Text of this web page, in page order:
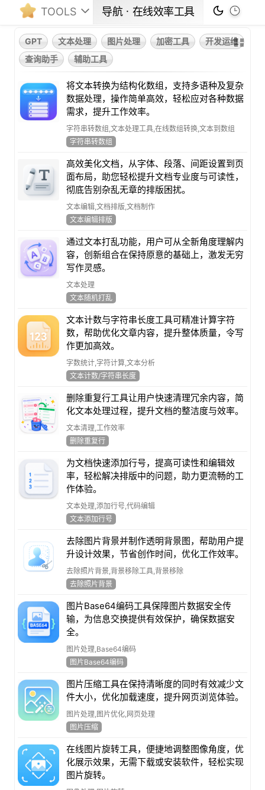
TOOLS 导航ㆍ在线效率工具
GPT 文本处理 图片处理 加密工具
开发运维
查询助手
辅助工具
将文本转换为结构化数组，支持多语种及复杂
数据处理，操作简单高效，轻松应对各种数据
需求，提升工作效率。
字符串转数组,文本处理工具,在线数组转换,文本到数组
字符串转数组
高效美化文档，从字体、段落、间距设置到页
面布局，助您轻松提升文档专业度与可读性，
彻底告别杂乱无章的排版困扰。
文本编辑,文档排版,文档制作
文本编辑排版
通过文本打乱功能，用户可从全新角度理解内
容，创新组合在保持原意的基础上，激发无穷
写作灵感。
文本处理
文本随机打乱
文本计数与字符串长度工具可精准计算字符
数，帮助优化文章内容，提升整体质量，令写
作更加高效。
字数统计,字符计算,文本分析
文本计数/字符串长度
删除重复行工具让用户快速清理冗余内容，简
化文本处理过程，提升文档的整洁度与效率。
文本清理,工作效率
删除重复行
为文档快速添加行号，提高可读性和编辑效
率，轻松解决排版中的问题，助力更流畅的工
作体验。
文本处理,添加行号,代码编辑
文本添加行号
去除图片背景并制作透明背景图，帮助用户提
升设计效果，节省创作时间，优化工作效率。
去除照片背景,背景移除工具,背景移除
去除照片背景
图片Base64编码工具保障图片数据安全传
输，为信息交换提供有效保护，确保数据安
全。
图片处理,Base64编码
图片Base64编码
图片压缩工具在保持清晰度的同时有效减少文
件大小，优化加载速度，提升网页浏览体验。
图片处理,图片优化,网页处理
图片压缩
在线图片旋转工具，便捷地调整图像角度，优
化展示效果，无需下载或安装软件，轻松实现
图片旋转。